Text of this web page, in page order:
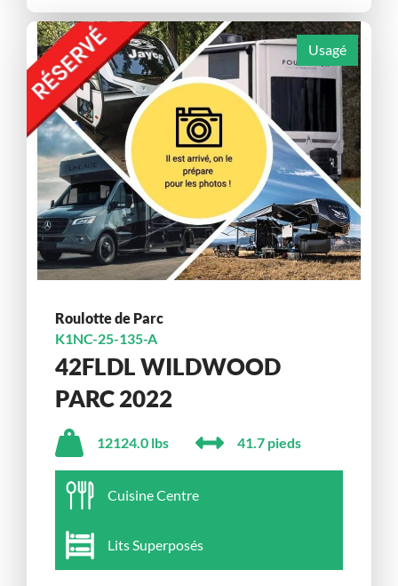
Usagé
Roulotte de Parc
K1NC-25-135-A
42FLDL WILDWOOD
PARC 2022
12124.0 lbs 41.7 pieds
Cuisine Centre
Lits Superposés